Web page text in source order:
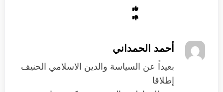
أحمد الحمداني
بعيداً عن السياسة والدين الاسلامي الحنيف
إطلاقا